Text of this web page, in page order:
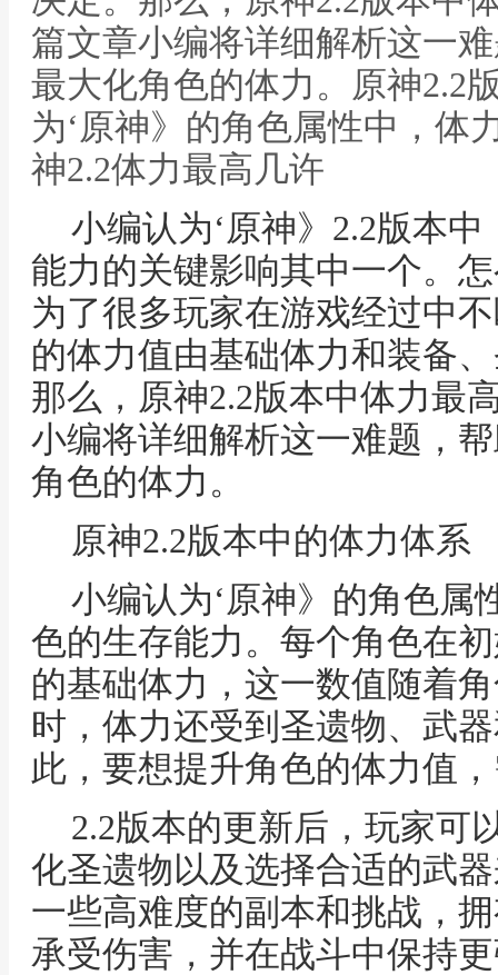
篇文章小编将详细解析这一
最大化角色的体力。原神2.2
为‘原神》的角色属性中，体
神2.2体力最高几许
小编认为‘原神》2.2版本
能力的关键影响其中一个。
为了很多玩家在游戏经过中
的体力值由基础体力和装备
那么，原神2.2版本中体力最
小编将详细解析这一难题，
角色的体力。
原神2.2版本中的体力体系
小编认为‘原神》的角色属
色的生存能力。每个角色在
的基础体力，这一数值随着
时，体力还受到圣遗物、武
此，要想提升角色的体力值
2.2版本的更新后，玩家可
化圣遗物以及选择合适的武
一些高难度的副本和挑战，
承受伤害，并在战斗中保持